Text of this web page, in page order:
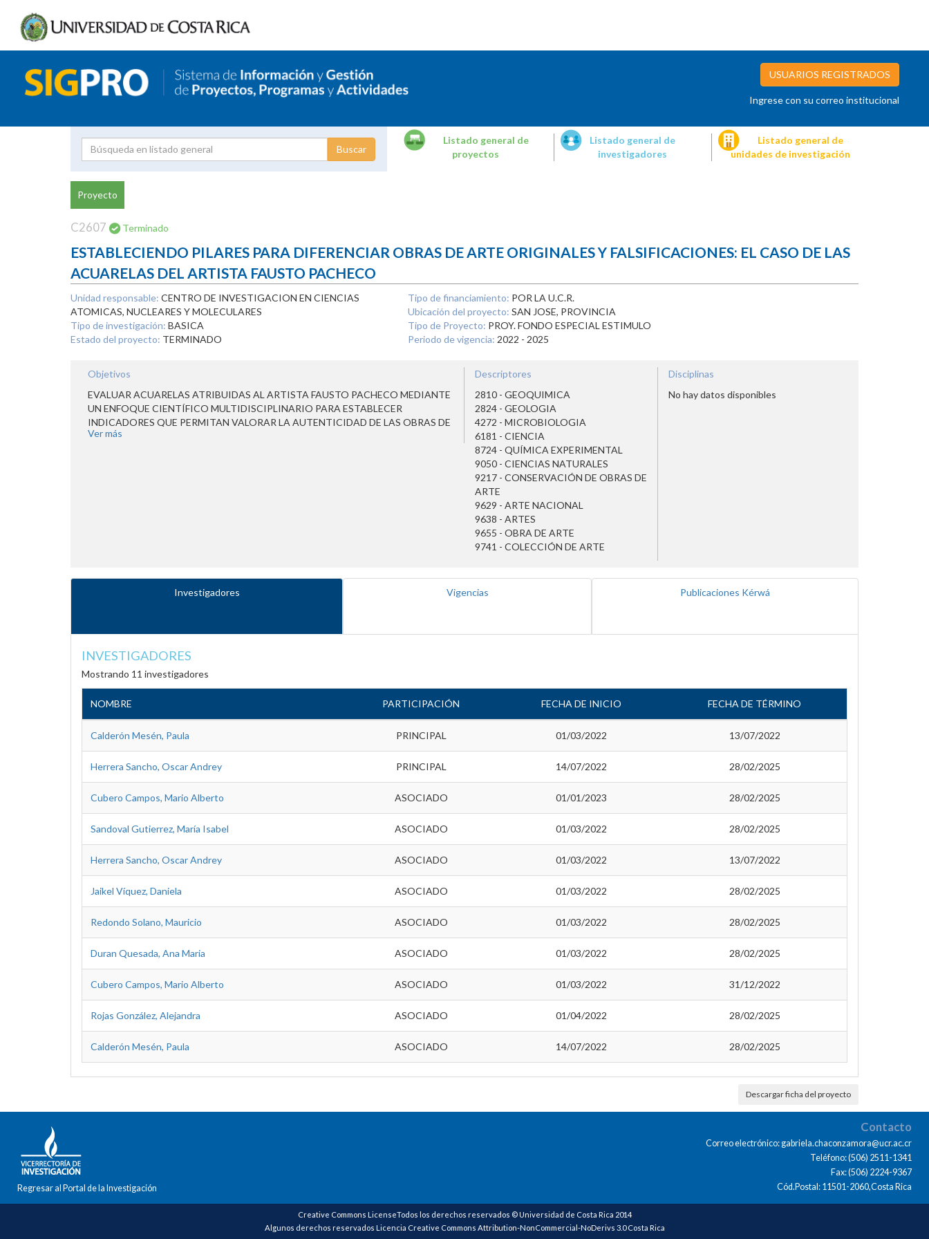
USUARIOS REGISTRADOS
Ingrese con su correo institucional
Proyecto
Listado general de
proyectos
Listado general de
investigadores
Listado general de
unidades de investigación
Proyecto
C2607 Terminado
ESTABLECIENDO PILARES PARA DIFERENCIAR OBRAS DE ARTE ORIGINALES Y FALSIFICACIONES: EL CASO DE LAS
ACUARELAS DEL ARTISTA FAUSTO PACHECO
Unidad responsable: CENTRO DE INVESTIGACION EN CIENCIAS
ATOMICAS, NUCLEARES Y MOLECULARES
Tipo de investigación: BASICA
Estado del proyecto: TERMINADO
Tipo de financiamiento: POR LA U.C.R.
Ubicación del proyecto: SAN JOSE, PROVINCIA
Tipo de Proyecto: PROY. FONDO ESPECIAL ESTIMULO
Periodo de vigencia: 2022 - 2025
Objetivos
EVALUAR ACUARELAS ATRIBUIDAS AL ARTISTA FAUSTO PACHECO MEDIANTE
UN ENFOQUE CIENTÍFICO MULTIDISCIPLINARIO PARA ESTABLECER
INDICADORES QUE PERMITAN VALORAR LA AUTENTICIDAD DE LAS OBRAS DE
ARTE PICTÓRICAS
Ver más
Descriptores
2810 - GEOQUIMICA
2824 - GEOLOGIA
4272 - MICROBIOLOGIA
6181 - CIENCIA
8724 - QUÍMICA EXPERIMENTAL
9050 - CIENCIAS NATURALES
9217 - CONSERVACIÓN DE OBRAS DE
ARTE
9629 - ARTE NACIONAL
9638 - ARTES
9655 - OBRA DE ARTE
9741 - COLECCIÓN DE ARTE
Disciplinas
No hay datos disponibles
Investigadores Vigencias Publicaciones Kérwá
INVESTIGADORES
Mostrando 11 investigadores
NOMBRE PARTICIPACIÓN FECHA DE INICIO FECHA DE TÉRMINO
Calderón Mesén, Paula PRINCIPAL 01/03/2022 13/07/2022
Herrera Sancho, Oscar Andrey PRINCIPAL 14/07/2022 28/02/2025
Cubero Campos, Mario Alberto ASOCIADO 01/01/2023 28/02/2025
Sandoval Gutierrez, María Isabel ASOCIADO 01/03/2022 28/02/2025
Herrera Sancho, Oscar Andrey ASOCIADO 01/03/2022 13/07/2022
Jaikel Víquez, Daniela ASOCIADO 01/03/2022 28/02/2025
Redondo Solano, Mauricio ASOCIADO 01/03/2022 28/02/2025
Duran Quesada, Ana Maria ASOCIADO 01/03/2022 28/02/2025
Cubero Campos, Mario Alberto ASOCIADO 01/03/2022 31/12/2022
Rojas González, Alejandra ASOCIADO 01/04/2022 28/02/2025
Calderón Mesén, Paula ASOCIADO 14/07/2022 28/02/2025
Descargar ficha del proyecto
Regresar al Portal de la Investigación
Contacto
Correo electrónico: gabriela.chaconzamora@ucr.ac.cr
Teléfono: (506) 2511-1341
Fax: (506) 2224-9367
Cód.Postal: 11501-2060,Costa Rica
Creative Commons LicenseTodos los derechos reservados © Universidad de Costa Rica 2014
Algunos derechos reservados Licencia Creative Commons Attribution-NonCommercial-NoDerivs 3.0 Costa Rica